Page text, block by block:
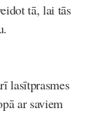
tā, lai tās
lasītprasmes
ar saviem